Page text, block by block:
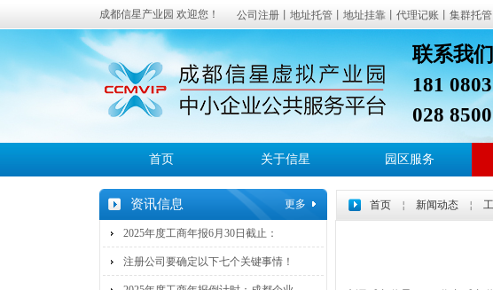
公司注册丨地址托管丨地址挂靠丨代理记账丨集群托
成都信星产业园：提供成
服务覆盖：高新区、武侯区、锦江区、青羊区、成华
适合无实际
成都信星产业园 欢迎您！
首页 关于信星 园区服务
联
028
资讯信息 更多 首页 ￤ 新闻动态 ￤
2025年度工商年报6月30日截止：
注册公司要确定以下七个关键事情！